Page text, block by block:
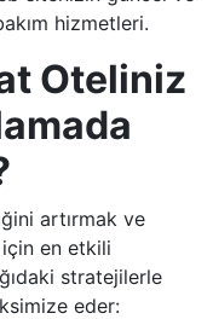
hizmetleri.
Oteliniz
artırmak ve
en etkili
stratejilerle
eder: